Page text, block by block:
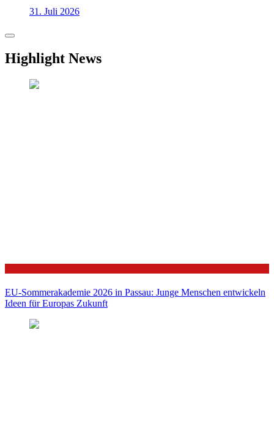
31. Juli 2026
Highlight News
EU-Sommerakademie 2026 in Passau: Junge Menschen entwickeln
Ideen für Europas Zukunft